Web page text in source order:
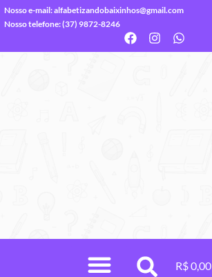
Nosso e-mail:alfabetizandobaixinhos@gmail.com
Nosso telefone: (37) 9872-8246
R$0,00